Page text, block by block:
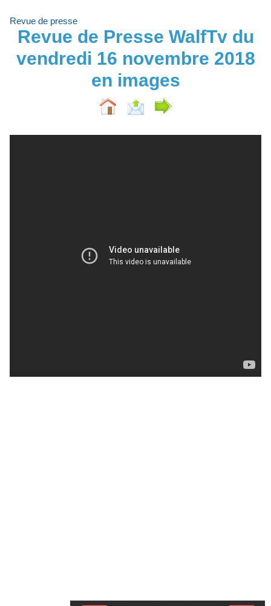
Revue de presse
Revue de Presse WalfTv du
vendredi 16 novembre 2018
en images